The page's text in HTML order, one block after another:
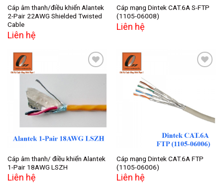
Cáp âm thanh/điều khiển Alantek
2-Pair 22AWG Shielded Twisted
Cable
Liên hệ
Cáp mạng Dintek CAT.6A S-FTP
(1105-06008)
Liên hệ
Cáp âm thanh/ điều khiển Alantek
1-Pair 18AWG LSZH
Liên hệ
Cáp mạng Dintek CAT.6A FTP
(1105-06006)
Liên hệ